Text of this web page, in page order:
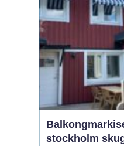
specialtillverkade
komponenter
plåtbearbetning.
för...
stockholm skugga,